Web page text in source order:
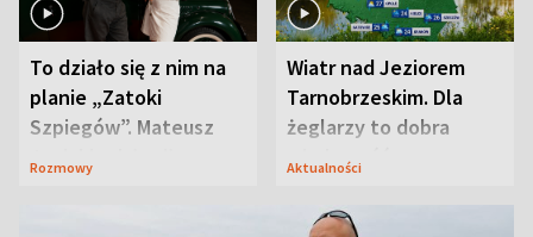
To działo się z nim na
planie „Zatoki
Szpiegów”. Mateusz
Janicki odsłonił
Rozmowy
Wiatr nad Jeziorem
Tarnobrzeskim. Dla
żeglarzy to dobra
wiadomość
Aktualności